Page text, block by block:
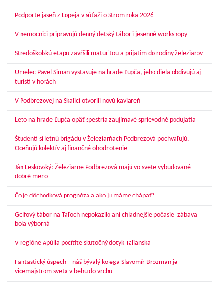
Podporte jaseň z Lopeja v súťaži o Strom roka 2026
V nemocnici pripravujú denný detský tábor i jesenné workshopy
Stredoškolskú etapu zavŕšili maturitou a prijatím do rodiny železiarov
Umelec Pavel Siman vystavuje na hrade Ľupča, jeho diela obdivujú aj
turisti v horách
V Podbrezovej na Skalici otvorili novú kaviareň
Leto na hrade Ľupča opäť spestria zaujímavé sprievodné podujatia
Študenti si letnú brigádu v Železiarňach Podbrezová pochvaľujú.
Oceňujú kolektív aj finančné ohodnotenie
Ján Leskovský: Železiarne Podbrezová majú vo svete vybudované
dobré meno
Čo je dôchodková prognóza a ako ju máme chápať?
Golfový tábor na Táľoch nepokazilo ani chladnejšie počasie, zábava
bola výborná
V regióne Apúlia pocítite skutočný dotyk Talianska
Fantastický úspech – náš bývalý kolega Slavomír Brozman je
vicemajstrom sveta v behu do vrchu